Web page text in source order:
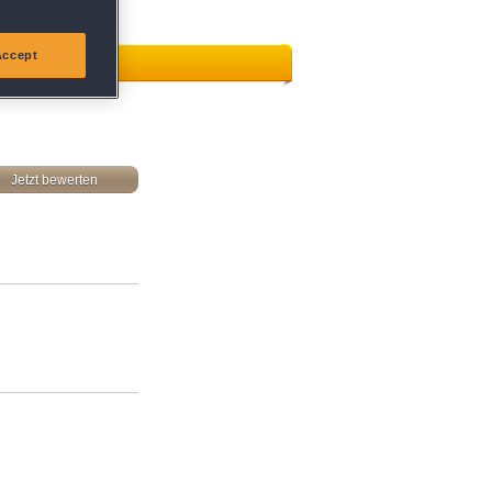
Jetzt bewerten